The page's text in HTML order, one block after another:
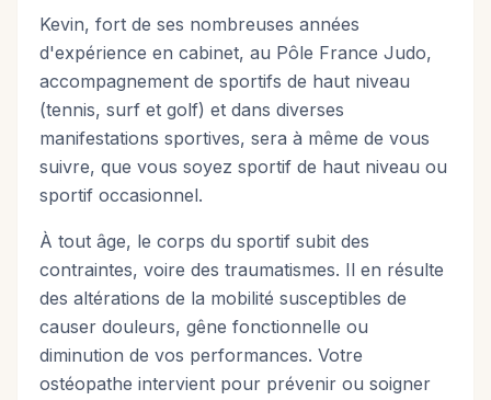
Kevin, fort de ses nombreuses années
d'expérience en cabinet, au Pôle France Judo,
accompagnement de sportifs de haut niveau
(tennis, surf et golf) et dans diverses
manifestations sportives, sera à même de vous
suivre, que vous soyez sportif de haut niveau ou
sportif occasionnel.
À tout âge, le corps du sportif subit des
contraintes, voire des traumatismes. Il en résulte
des altérations de la mobilité susceptibles de
causer douleurs, gêne fonctionnelle ou
diminution de vos performances. Votre
ostéopathe intervient pour prévenir ou soigner